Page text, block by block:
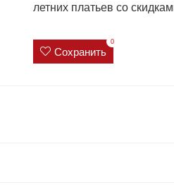
летних платьев со
Сохранить
0